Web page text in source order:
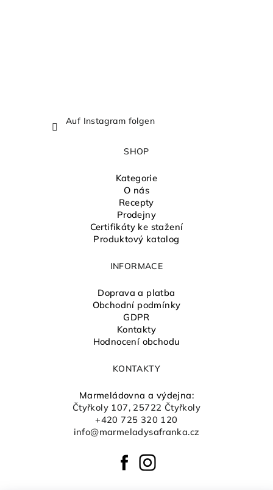
Auf Instagram folgen
SHOP
Kategorie
O nás
Recepty
Prodejny
Certifikáty ke stažení
Produktový katalog
INFORMACE
Doprava a platba
Obchodní podmínky
GDPR
Kontakty
Hodnocení obchodu
KONTAKTY
Marmeládovna a výdejna:
Čtyřkoly 107, 25722 Čtyřkoly
+420 725 320 120
info@marmeladysafranka.cz